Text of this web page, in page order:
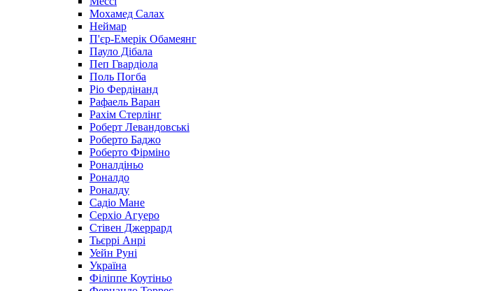
Мохамед Салах
Неймар
П'єр-Емерік Обамеянг
Пауло Дібала
Пеп Гвардіола
Поль Погба
Ріо Фердінанд
Рафаель Варан
Рахім Стерлінг
Роберт Левандовські
Роберто Баджо
Роберто Фірміно
Роналдіньо
Роналдо
Роналду
Садіо Мане
Серхіо Агуеро
Стівен Джеррард
Тьєррі Анрі
Уейн Руні
Україна
Філіппе Коутіньо